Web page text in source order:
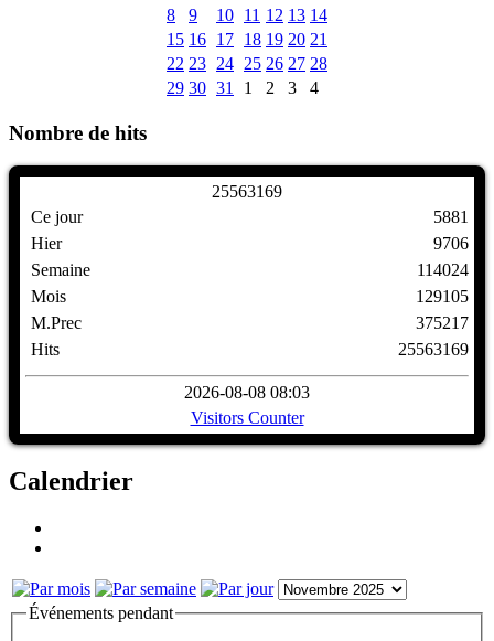
8
9 10 11 12 13 14
15 16 17 18 19 20 21
22 23 24 25 26 27 28
29 30 31 1 2 3 4
Nombre de hits
25563169
Ce jour
Hier
Semaine
Mois
M.Prec
Hits
5881
9706
114024
129105
375217
25563169
2026-08-08 08:03
Visitors Counter
Calendrier
Événements pendant